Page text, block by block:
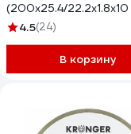
(200x25.4/
KRANZ KR-90-0144
4.5(24)
В корзину